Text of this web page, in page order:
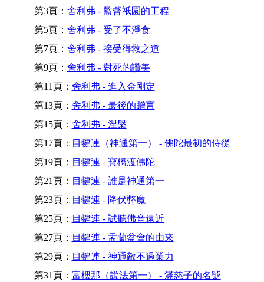
第3頁： 舍利弗 - 監督祇園的工程
第5頁： 舍利弗 - 受了不淨食
第7頁： 舍利弗 - 接受得救之道
第9頁： 舍利弗 - 對死的讚美
第11頁： 舍利弗 - 進入金剛定
第13頁： 舍利弗 - 最後的贈言
第15頁： 舍利弗 - 涅槃
第17頁： 目犍連（神通第一） - 佛陀最初的侍從
第19頁： 目犍連 - 寶橋渡佛陀
第21頁： 目犍連 - 誰是神通第一
第23頁： 目犍連 - 降伏弊魔
第25頁： 目犍連 - 試聽佛音遠近
第27頁： 目犍連 - 盂蘭盆會的由來
第29頁： 目犍連 - 神通敵不過業力
第31頁： 富樓那（說法第一） - 滿慈子的名號